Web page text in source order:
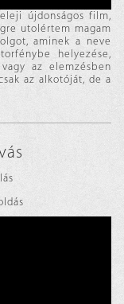
újdonságos film,
utolértem magam
aminek a neve
helyezése,
az elemzésben
az alkotóját, de a